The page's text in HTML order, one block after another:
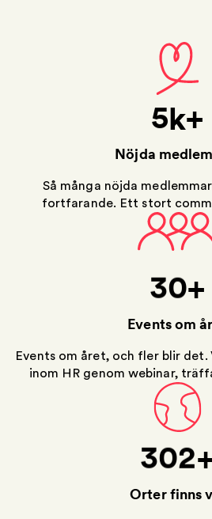
3
4
5
Nöjda
Så många nöjda
fortfarande. Ett stort
4
8
12
16
20
24
30
Events om
Events om året, och fler blir det.
inom HR genom webinar,
43
86
129
172
215
258
302
Orter finns